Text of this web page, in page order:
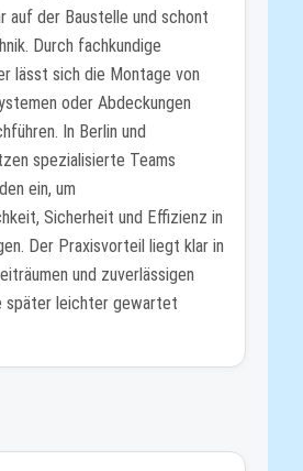
auf der Baustelle und schont
Durch fachkundige
lässt sich die Montage von
oder Abdeckungen
In Berlin und
spezialisierte Teams
ein, um
Sicherheit und Effizienz in
Der Praxisvorteil liegt klar in
und zuverlässigen
später leichter gewartet